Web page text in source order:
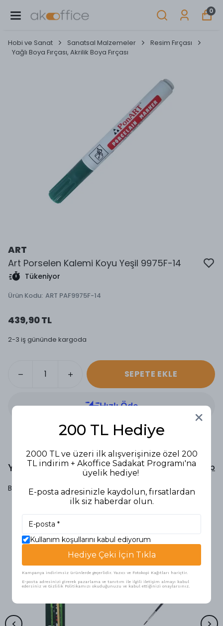
0
Hobi ve Sanat Sanatsal Malzemeler
Resim Fırçası
Yağlı Boya Fırçası, Akrilik Boya Fırçası
ART
Art Porselen Kalemi Koyu Yeşil 9975F-14
Tükeniyor
Ürün Kodu: ART PAF9975F-14
439,90 TL
2-3 iş gününde kargoda
SEPETE EKLE
Yorumlar Yorum Yap
Bu ürün için henüz yorum yapılmamış.
Benzer Ürünler
200 TL Hediye
2000 TL ve üzeri ilk alışverişinize özel 200
TL indirim + Akoffice Sadakat Programı'na
üyelik hediye!
E-posta adresinizle kaydolun, fırsatlardan
ilk siz haberdar olun.
Kullanım koşullarını kabul ediyorum
Hediye Çeki İçin Tıkla
Kampanya indirimsiz ürünlerde geçerlidir. Yazıcı ve Fotokopi Kağıtları hariçtir.
E-posta adresinizi girerek pazarlama ve tanıtım ile ilgili iletişim almayı kabul
edersiniz ve Gizlilik Politikamızı okuduğunuzu ve kabul ettiğinizi onaylarsınız.